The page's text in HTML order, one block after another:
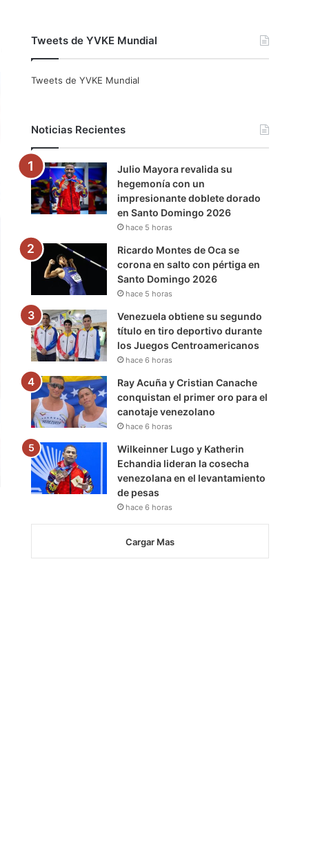
c
o
k
i
r
u
e
r
a
m
a
m
Tweets de YVKE Mundial
Tweets de YVKE Mundial
Noticias Recientes
Julio Mayora revalida su
hegemonía con un
impresionante doblete dorado
en Santo Domingo 2026
hace 5 horas
Ricardo Montes de Oca se
corona en salto con pértiga en
Santo Domingo 2026
hace 5 horas
Venezuela obtiene su segundo
título en tiro deportivo durante
los Juegos Centroamericanos
hace 6 horas
Ray Acuña y Cristian Canache
conquistan el primer oro para el
canotaje venezolano
hace 6 horas
Wilkeinner Lugo y Katherin
Echandia lideran la cosecha
venezolana en el levantamiento
de pesas
hace 6 horas
Cargar Mas